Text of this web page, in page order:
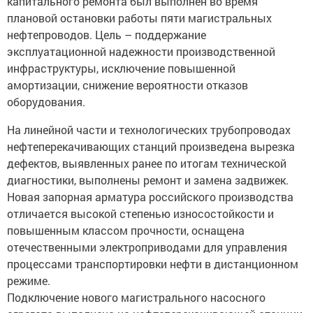
плановой остановки работы пяти магистральных
нефтепроводов. Цель – поддержание
эксплуатационной надежности производственной
инфраструктуры, исключение повышенной
амортизации, снижение вероятности отказов
оборудования.
нефтеперекачивающих станций произведена вырезка
дефектов, выявленных ранее по итогам технической
диагностики, выполнены ремонт и замена задвижек.
Новая запорная арматура российского производства
отличается высокой степенью износостойкости и
повышенным классом прочности, оснащена
отечественными электроприводами для управления
процессами транспортировки нефти в дистанционном
режиме.
Подключение нового магистрального насосного
агрегата выполнено на нефтеперекачивающей станции